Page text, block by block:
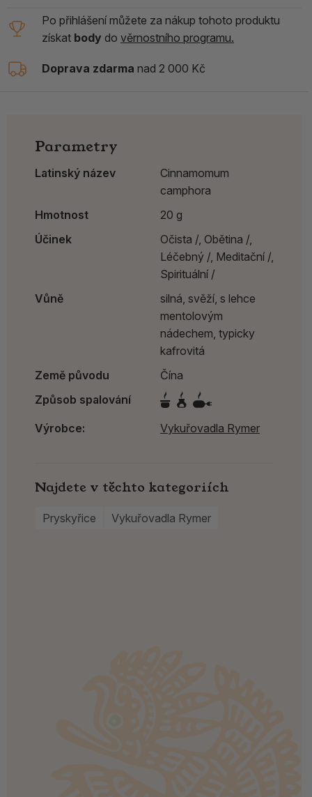
Po přihlášení můžete za nákup tohoto produktu
získat body do věrnostního programu.
Doprava zdarma nad 2 000 Kč
Parametry
Latinský název
Cinnamomum
camphora
Hmotnost
20 g
Účinek
Očista /, Obětina /,
Léčebný /, Meditační /,
Spirituální /
Vůně
silná, svěží, s lehce
mentolovým
nádechem, typicky
kafrovitá
Země původu
Čína
Způsob spalování
Výrobce: Vykuřovadla Rymer
Najdete v těchto kategoriích
Pryskyřice Vykuřovadla Rymer